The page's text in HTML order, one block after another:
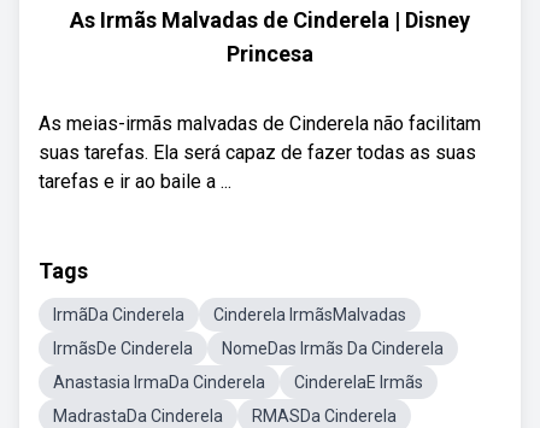
As Irmãs Malvadas de Cinderela | Disney
Princesa
As meias-irmãs malvadas de Cinderela não facilitam
suas tarefas. Ela será capaz de fazer todas as suas
tarefas e ir ao baile a ...
Tags
IrmãDa Cinderela
Cinderela IrmãsMalvadas
IrmãsDe Cinderela
NomeDas Irmãs Da Cinderela
Anastasia IrmaDa Cinderela
CinderelaE Irmãs
MadrastaDa Cinderela
RMASDa Cinderela